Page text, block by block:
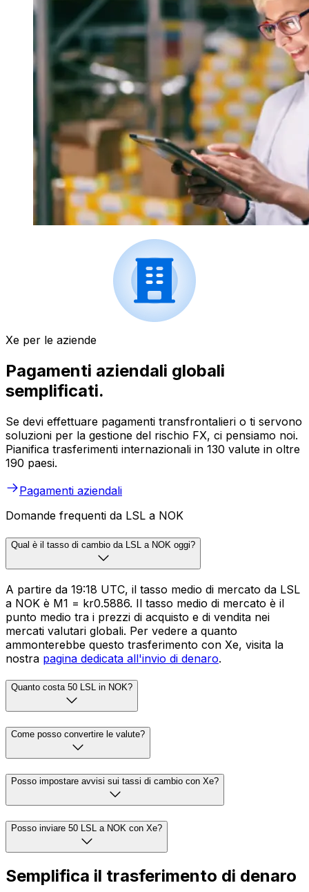
Xe per le aziende
Pagamenti aziendali globali
semplificati.
Se devi effettuare pagamenti transfrontalieri o ti servono
soluzioni per la gestione del rischio FX, ci pensiamo noi.
Pianifica trasferimenti internazionali in 130 valute in oltre
190 paesi.
Pagamenti aziendali
Domande frequenti da LSL a NOK
Qual è il tasso di cambio da LSL a NOK oggi?
A partire da 19:18 UTC, il tasso medio di mercato da LSL
a NOK è M1 = kr0.5886. Il tasso medio di mercato è il
punto medio tra i prezzi di acquisto e di vendita nei
mercati valutari globali. Per vedere a quanto
ammonterebbe questo trasferimento con Xe, visita la
nostra pagina dedicata all'invio di denaro.
Quanto costa 50 LSL in NOK?
Come posso convertire le valute?
Posso impostare avvisi sui tassi di cambio con Xe?
Posso inviare 50 LSL a NOK con Xe?
Semplifica il trasferimento di denaro